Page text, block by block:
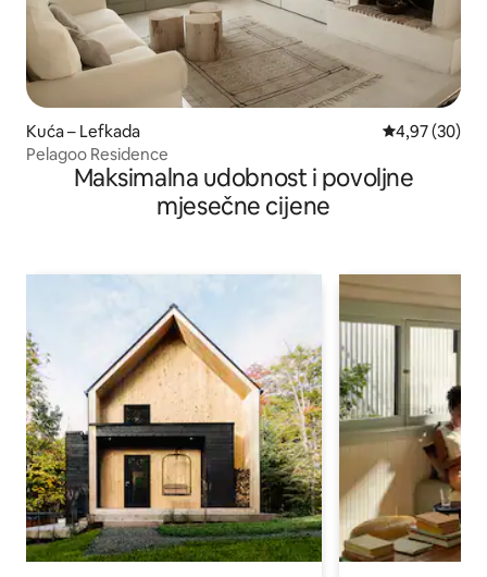
Kuća – Lefkada Prosječna
4,97 (30)
Pelagoo Residence
Maksimalna udobnost i povoljne
mjesečne cijene